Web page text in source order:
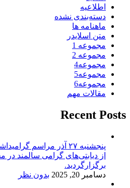
اطلاعیه
دسته‌بندی نشده
ماهنامه ها
متن اسلایدر
مجموعه 1
مجموعه 2
مجموعه4
مجموعه5
مجموعه6
مقالات مهم
Recent Posts
پنجشنبه ۲۷ آذر مراسم
از دیابتی‌های گرامی سالمند در
برگزارگردید.
دسامبر 20, 2025
بدون نظر